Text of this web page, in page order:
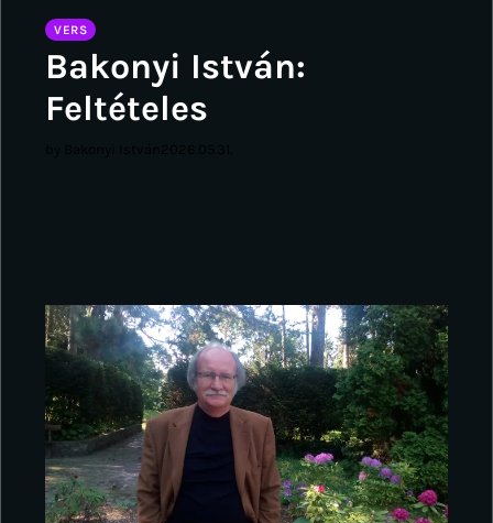
VERS
Bakonyi István:
Feltételes